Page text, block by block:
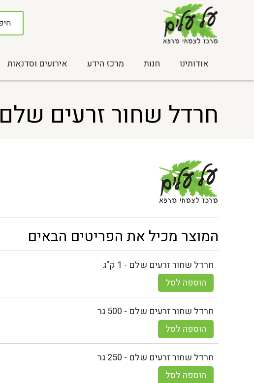
אודותינו חנות מרכז הידע אירועים וסדנאות
חרדל שחור זרעים שלם
המוצר מכיל את הפריטים הבאים
חרדל שחור זרעים שלם - 1 ק"ג
הוספה לסל
חרדל שחור זרעים שלם - 500 גר
הוספה לסל
חרדל שחור זרעים שלם - 250 גר
הוספה לסל